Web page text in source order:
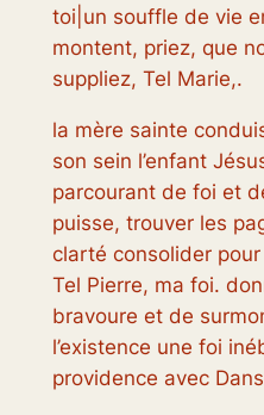
toi|un souffle de vie
montent, priez, que
suppliez, Tel Marie,.
la mère sainte
son sein l’enfant
parcourant de foi et
puisse, trouver les
clarté consolider
Tel Pierre, ma foi.
bravoure et de
l’existence une foi
providence avec